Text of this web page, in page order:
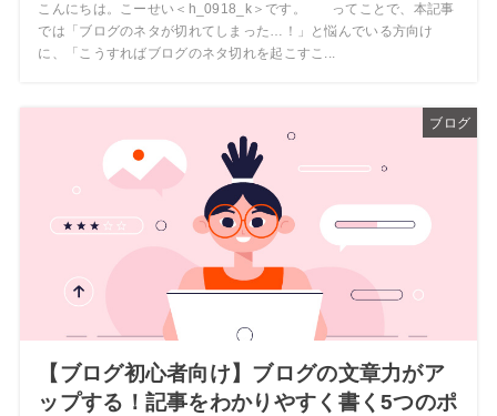
こんにちは。こーせい＜h_0918_k＞です。 ってことで、本記事
では「ブログのネタが切れてしまった…！」と悩んでいる方向け
に、「こうすればブログのネタ切れを起こすこ...
ブログ
【ブログ初心者向け】ブログの文章力がア
ップする！記事をわかりやすく書く5つのポ